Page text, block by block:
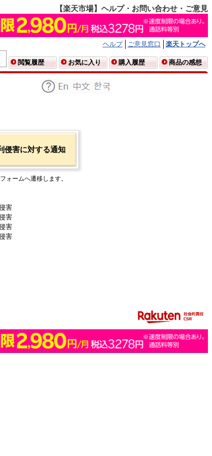
【楽天市場】ヘルプ・お問い合わせ・ご意見
ヘルプ ご意見窓口
楽天トップへ
閲覧履歴 お気に入り 購入履歴 商品の感想
侵害に対する通知
ォームへ遷移します。
害
害
害
害